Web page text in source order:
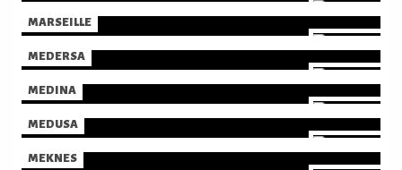
MARSEILLE
MEDERSA
MEDINA
MEDUSA
MEKNES